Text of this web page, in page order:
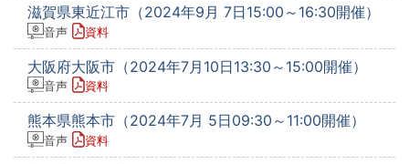
滋賀県東近江市（2024年9月 7日15:00～16:30開催）
音声 資料
大阪府大阪市（2024年7月10日13:30～15:00開催）
音声 資料
熊本県熊本市（2024年7月 5日09:30～11:00開催）
音声 資料